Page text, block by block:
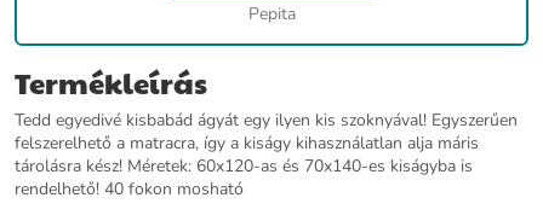
Pepita
Termékleírás
Tedd egyedivé kisbabád ágyát egy ilyen kis szoknyával! Egyszerűen
felszerelhető a matracra, így a kiságy kihasználatlan alja máris
tárolásra kész! Méretek: 60x120-as és 70x140-es kiságyba is
rendelhető! 40 fokon mosható